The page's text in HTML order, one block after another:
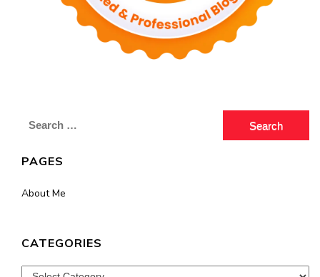
Search
PAGES
About Me
CATEGORIES